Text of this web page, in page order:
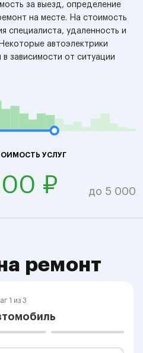
за выезд, определение
на месте. На стоимость
специалиста, удаленность и
автоэлектрики
зависимости от ситуации
УСЛУГ
₽ до 5 000
ремонт
1 из 3